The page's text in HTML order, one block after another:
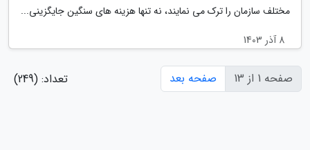
مختلف سازمان را ترک می نمایند، نه تنها هزینه های سنگین جایگزینی...
8 آذر 1403
صفحه 1 از 13 صفحه بعد تعداد: (249)